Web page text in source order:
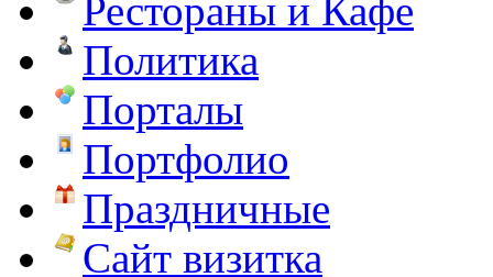
Рестораны и Кафе
Политика
Порталы
Портфолио
Праздничные
Сайт визитка